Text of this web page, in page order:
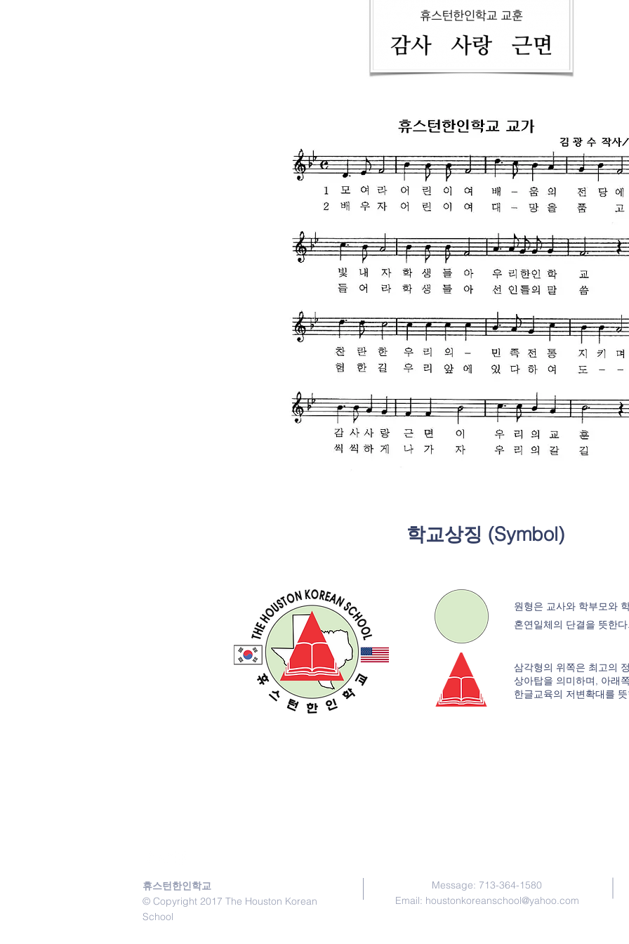
​학교상징 (Symbol)
원형은 교사와 학부모와
​혼연일체의 단결을 뜻한다.
삼각형의 위쪽은 최고의
상아탑을 의미하며, 아래
한글교육의 저변확대를
휴스턴한인학교
© Copyright 2017 The Houston Korean
School
Message: 713-364-1580
Email: houstonkoreanschool@yahoo.com